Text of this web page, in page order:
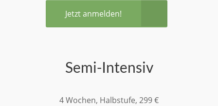
Jetzt anmelden!
Semi-Intensiv
4 Wochen, Halbstufe, 299 €